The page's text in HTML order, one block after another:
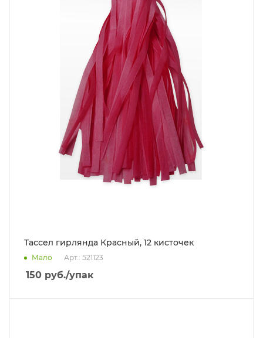
Тассел гирлянда Красный, 12 кисточек
Мало Арт.: 521123
150 руб./упак